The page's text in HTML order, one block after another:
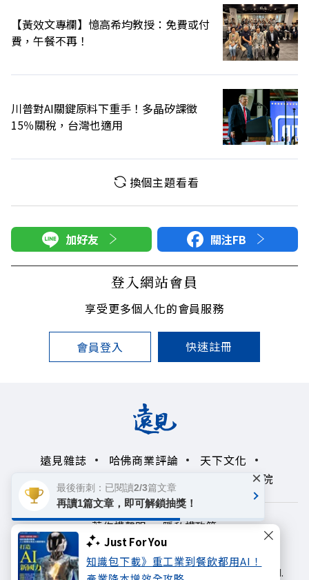
Just For You
知識包下載》重工業到餐飲都用AI！
【黃效文專欄】憶高希均教授：免費或付
費，午餐不再！
川普對AI關鍵原料下重手！多晶矽課徵
15％關稅，台灣也適用
換個主題看看
加好友 關注FB
登入網站會員
享受更多個人化的會員服務
會員登入 快速註冊
遠見雜誌 哈佛商業評論
天下文化
未來親子學習平台
領導影響力學院
著作權聲明
隱私權政策
Copyright© 1999~2026
遠見天下文化出版股份有限公司. All rights reserved.
最後衝刺：已閱讀2/3篇文章
再讀1篇文章，即可解鎖抽獎！
×